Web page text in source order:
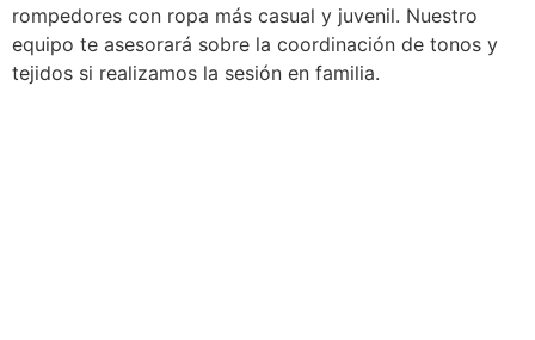
rompedores con ropa más casual y juvenil. Nuestro
equipo te asesorará sobre la coordinación de tonos y
tejidos si realizamos la sesión en familia.